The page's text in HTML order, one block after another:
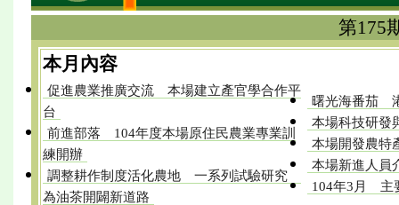
第175
本月內容
促進農業推廣交流 本場建立產官學合作平
台
前進部落 104年度本場原住民農業專業訓
練開辦
調整耕作制度活化農地 一系列試驗研究
為油茶開闢新道路
曙光海番茄
本場科技研
本場開發農
本場新進人員
104年3月 主